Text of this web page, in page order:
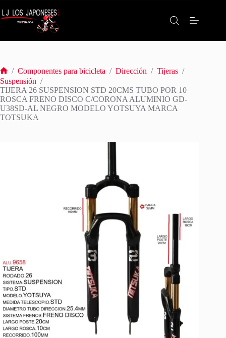
al
contenido
Inicio
/ Componentes para bicicleta / Dirección / Tijeras /
Suspensión /
TIJERA 26 SUSPENSION STD 20CMS TUBO POR 10
ROSCA FRENO DISCO C/CORONA ALUMINIO GD-
U38SD-AL NEGRO MODELO YOTSUYA MARCA
TOTSUKA